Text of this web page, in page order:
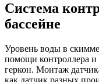
Система
бассейне
Уровень воды в
помощи контроллера и
геркон. Монтаж